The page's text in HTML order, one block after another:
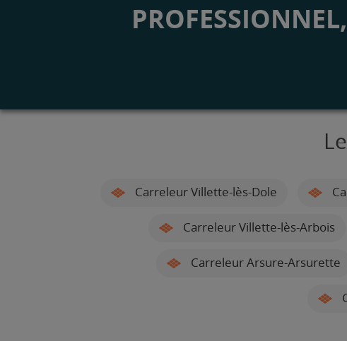
Carreleur Villette-lès-Dole
Carreleur Villette-lès-Arbois
Carreleur Arsure-Arsurette